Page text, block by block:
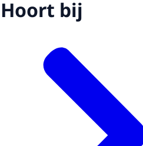
Hoort bij